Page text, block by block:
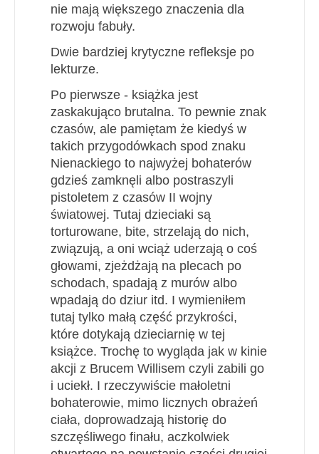
nie mają większego znaczenia dla
rozwoju fabuły.
Dwie bardziej krytyczne refleksje po
lekturze.
Po pierwsze - książka jest
zaskakująco brutalna. To pewnie znak
czasów, ale pamiętam że kiedyś w
takich przygodówkach spod znaku
Nienackiego to najwyżej bohaterów
gdzieś zamknęli albo postraszyli
pistoletem z czasów II wojny
światowej. Tutaj dzieciaki są
torturowane, bite, strzelają do nich,
związują, a oni wciąż uderzają o coś
głowami, zjeżdżają na plecach po
schodach, spadają z murów albo
wpadają do dziur itd. I wymieniłem
tutaj tylko małą część przykrości,
które dotykają dzieciarnię w tej
książce. Trochę to wygląda jak w kinie
akcji z Brucem Willisem czyli zabili go
i uciekł. I rzeczywiście małoletni
bohaterowie, mimo licznych obrażeń
ciała, doprowadzają historię do
szczęśliwego finału, aczkolwiek